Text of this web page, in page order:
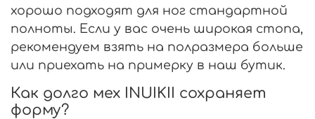
хорошо подходят для ног стандартной
полноты. Если у вас очень широкая стопа,
рекомендуем взять на полразмера больше
или приехать на примерку в наш бутик.
Как долго мех INUIKII сохраняет
форму?